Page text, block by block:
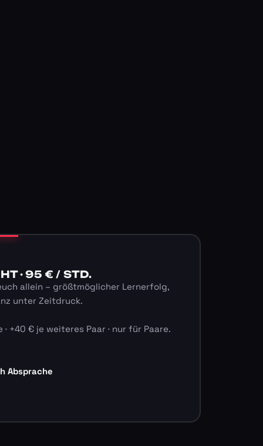
· 95 € / STD.
allein – größtmöglicher Lernerfolg,
unter Zeitdruck.
+40 € je weiteres Paar · nur für Paare.
Absprache